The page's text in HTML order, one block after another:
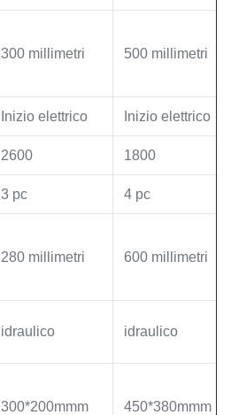
300 millimetri 500 millimetri
Inizio elettrico Inizio elettrico
2600 1800
3 pc 4 pc
280 millimetri 600 millimetri
idraulico idraulico
300*200mmm 450*380mmm